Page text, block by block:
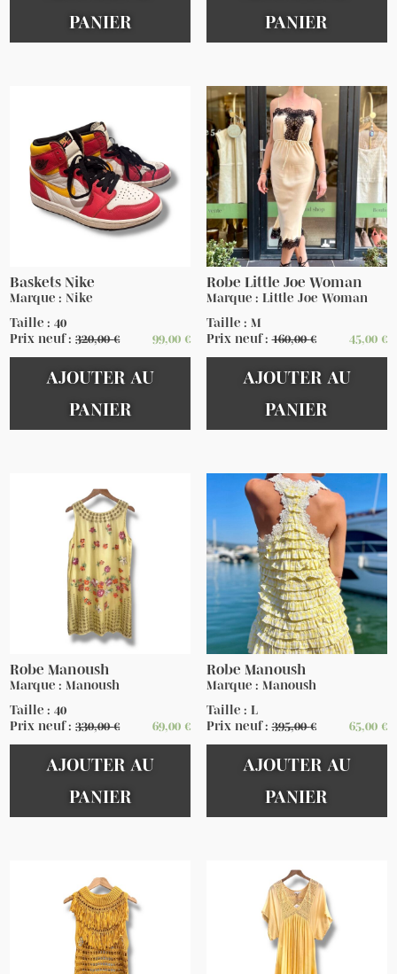
PANIER
PANIER
Baskets Nike
Marque : Nike
Taille : 40
Prix neuf :320,00€ 99,00 €
AJOUTER AU
PANIER
Robe Little Joe Woman
Marque : Little Joe Woman
Taille : M
Prix neuf :160,00€ 45,00 €
AJOUTER AU
PANIER
Robe Manoush
Marque : Manoush
Taille : 40
Prix neuf :330,00€ 69,00 €
AJOUTER AU
PANIER
Robe Manoush
Marque : Manoush
Taille : L
Prix neuf :395,00€ 65,00 €
AJOUTER AU
PANIER